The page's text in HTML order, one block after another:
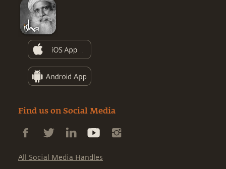
Find us on Social Media
All Social Media Handles